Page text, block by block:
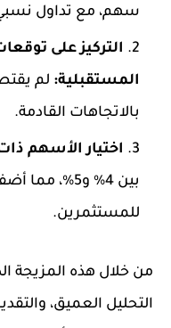
سهم، مع تداول
التركيز على
المستقبلية: لم
بالاتجاهات القادمة.
اختيار الأسهم
بين 4% و5%،
للمستثمرين.
من خلال هذه المزيجة
التحليل العميق،